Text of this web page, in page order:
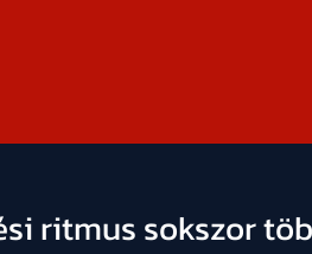
ritmus sokszor